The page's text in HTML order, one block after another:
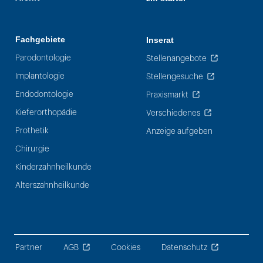
Fachgebiete
Parodontologie
Implantologie
Endodontologie
Kieferorthopädie
Prothetik
Chirurgie
Kinderzahnheilkunde
Alterszahnheilkunde
Inserat
Stellenangebote
Stellengesuche
Praxismarkt
Verschiedenes
Anzeige aufgeben
Partner AGB Cookies Datenschutz